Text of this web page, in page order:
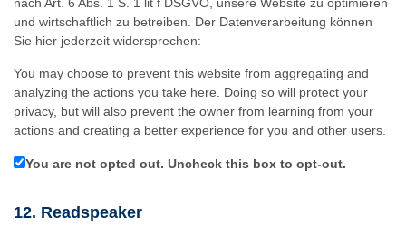
nach Art. 6 Abs. 1 S. 1 lit f DSGVO, unsere Website zu optimieren
und wirtschaftlich zu betreiben. Der Datenverarbeitung können
Sie hier jederzeit widersprechen:
You may choose to prevent this website from aggregating and
analyzing the actions you take here. Doing so will protect your
privacy, but will also prevent the owner from learning from your
actions and creating a better experience for you and other users.
You are not opted out. Uncheck this box to opt-out.
12. Readspeaker